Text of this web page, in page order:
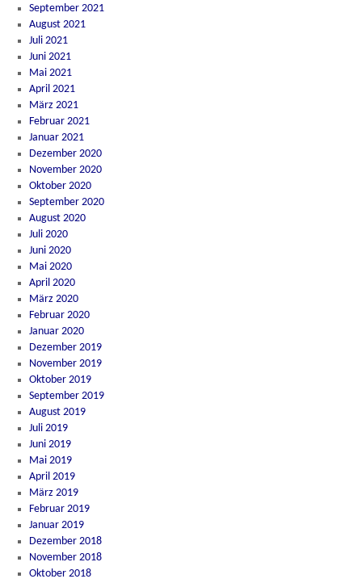
September 2021
August 2021
Juli 2021
Juni 2021
Mai 2021
April 2021
März 2021
Februar 2021
Januar 2021
Dezember 2020
November 2020
Oktober 2020
September 2020
August 2020
Juli 2020
Juni 2020
Mai 2020
April 2020
März 2020
Februar 2020
Januar 2020
Dezember 2019
November 2019
Oktober 2019
September 2019
August 2019
Juli 2019
Juni 2019
Mai 2019
April 2019
März 2019
Februar 2019
Januar 2019
Dezember 2018
November 2018
Oktober 2018